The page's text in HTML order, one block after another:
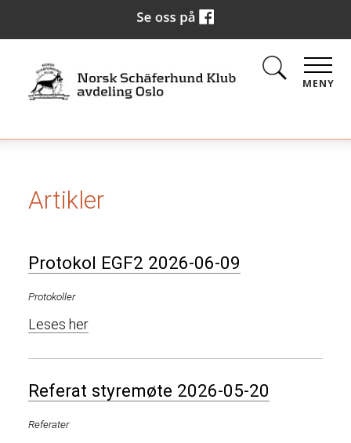
MENY
Artikler
Protokol EGF2 2026-06-09
Protokoller
Leses her
Referat styremøte 2026-05-20
Referater